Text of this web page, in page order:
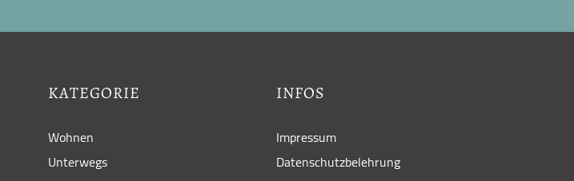
KATEGORIE
Wohnen
Unterwegs
INFOS
Impressum
Datenschutzbelehrung